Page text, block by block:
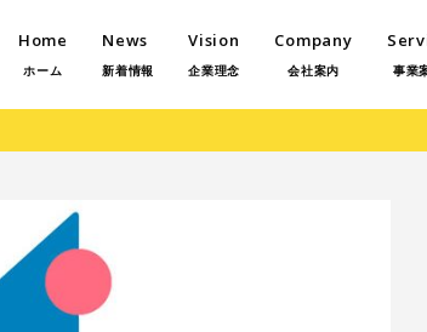
Home
ホーム
News
新着情報
Vision
企業理念
Company
会社案内 事業